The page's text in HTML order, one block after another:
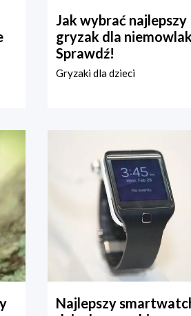
Jak wybrać najlepszy
gryzak dla
Sprawdź!
Gryzaki dla dzieci
Najlepszy